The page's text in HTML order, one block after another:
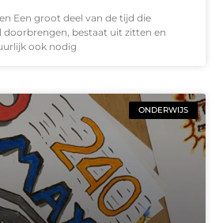
Een groot deel van de tijd die
doorbrengen, bestaat uit zitten en
ook nodig
ONDERWIJS